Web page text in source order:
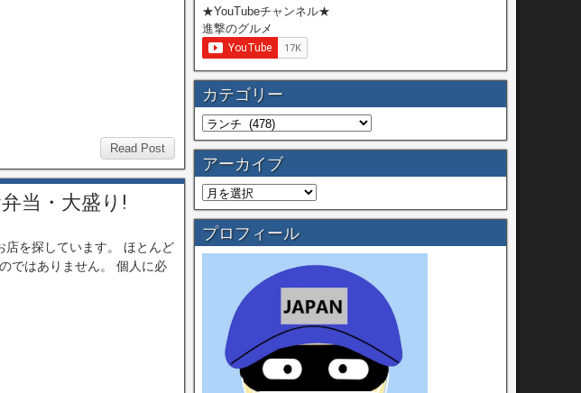
Read Post
当・大盛り!
店を探しています。 ほとんど
ではありません。 個人に必
★YouTubeチャンネル★
進撃のグルメ
カテゴリー
アーカイブ
プロフィール